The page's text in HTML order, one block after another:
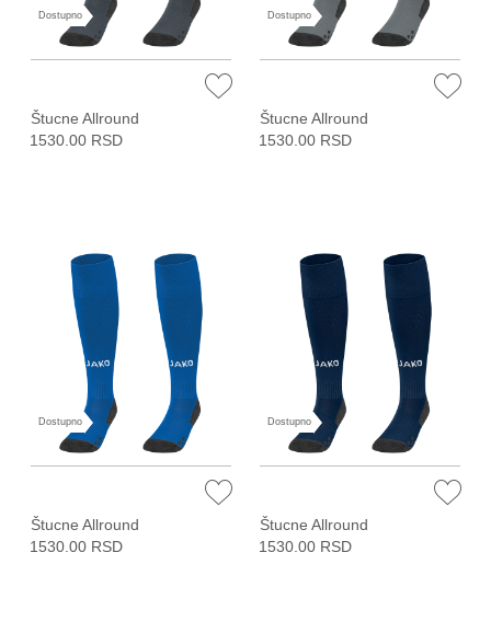
Dostupno
Štucne Allround
1530.00 RSD
Dostupno
Štucne Allround
1530.00 RSD
Dostupno
Štucne Allround
1530.00 RSD
Dostupno
Štucne Allround
1530.00 RSD